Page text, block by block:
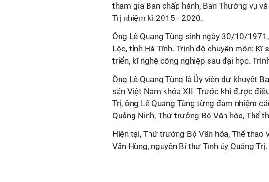
tham gia Ban chấp hành, Ban Thường vụ
Trị nhiệm kì 2015 - 2020.
Ông Lê Quang Tùng sinh ngày 30/10/
Lộc, tỉnh Hà Tĩnh. Trình độ chuyên môn:
triển, kĩ nghệ công nghiệp sau đại học.
Ông Lê Quang Tùng là Ủy viên dự khuyết
sản Việt Nam khóa XII. Trước khi được
Trị, ông Lê Quang Tùng từng đảm nhiệm
Quảng Ninh, Thứ trưởng Bộ Văn hóa, Thể
Hiện tại, Thứ trưởng Bộ Văn hóa, Thể
Văn Hùng, nguyên Bí thư Tỉnh ủy Quảng Trị.